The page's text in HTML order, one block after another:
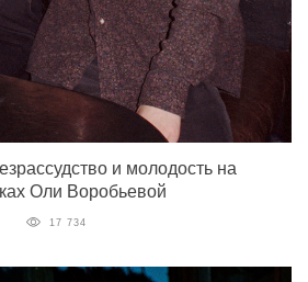
и молодость на
Оли Воробьевой
17 734